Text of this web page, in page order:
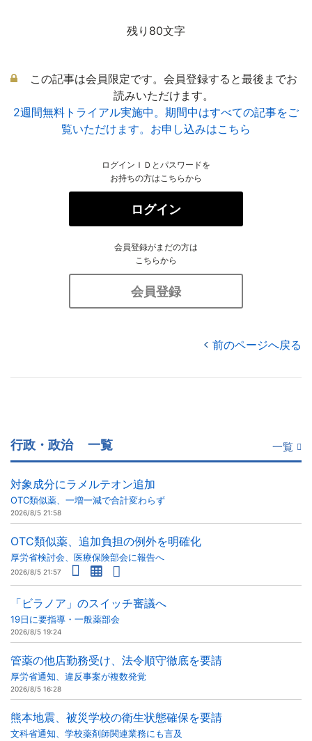
残り80文字
この記事は会員限定です。会員登録すると最後までお
読みいただけます。
2週間無料トライアル実施中。期間中はすべての記事をご
覧いただけます。お申し込みはこちら
ログインＩＤとパスワードを
お持ちの方はこちらから
ログイン
会員登録がまだの方は
こちらから
会員登録
前のページへ戻る
行政・政治 一覧 一覧
対象成分にラメルテオン追加
OTC類似薬、一増一減で合計変わらず
2026/8/5 21:58
OTC類似薬、追加負担の例外を明確化
厚労省検討会、医療保険部会に報告へ
2026/8/5 21:57
「ビラノア」のスイッチ審議へ
19日に要指導・一般薬部会
2026/8/5 19:24
管薬の他店勤務受け、法令順守徹底を要請
厚労省通知、違反事案が複数発覚
2026/8/5 16:28
熊本地震、被災学校の衛生状態確保を要請
文科省通知、学校薬剤師関連業務にも言及